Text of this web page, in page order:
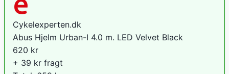
Cykelexperten.dk
Abus Hjelm Urban-I 4.0 m. LED Velvet Black
620 kr
+ 39 kr fragt